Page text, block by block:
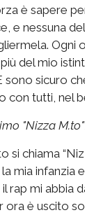
è sapere
e nessuna
Ogni
del mio
sicuro
con tutti, nel
"Nizza
chiama
mia infanzia
rap mi abbia
ora è uscito